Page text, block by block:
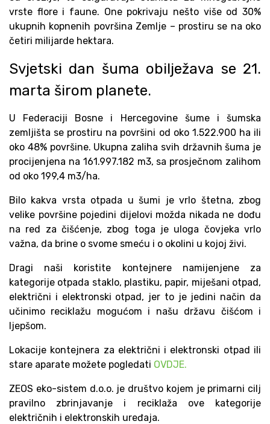
vrste flore i faune. One pokrivaju nešto više od 30%
ukupnih kopnenih površina Zemlje – prostiru se na oko
četiri milijarde hektara.
Svjetski dan šuma obilježava se 21.
marta širom planete.
U Federaciji Bosne i Hercegovine šume i šumska
zemljišta se prostiru na površini od oko 1.522.900 ha ili
oko 48% površine. Ukupna zaliha svih državnih šuma je
procijenjena na 161.997.182 m3, sa prosječnom zalihom
od oko 199,4 m3/ha.
Bilo kakva vrsta otpada u šumi je vrlo štetna, zbog
velike površine pojedini dijelovi možda nikada ne dođu
na red za čišćenje, zbog toga je uloga čovjeka vrlo
važna, da brine o svome smeću i o okolini u kojoj živi.
Dragi naši koristite kontejnere namijenjene za
kategorije otpada staklo, plastiku, papir, miješani otpad,
električni i elektronski otpad, jer to je jedini način da
učinimo reciklažu mogućom i našu državu čišćom i
ljepšom.
Lokacije kontejnera za električni i elektronski otpad ili
stare aparate možete pogledati OVDJE.
ZEOS eko-sistem d.o.o. je društvo kojem je primarni cilj
pravilno zbrinjavanje i reciklaža ove kategorije
električnih i elektronskih uređaja.